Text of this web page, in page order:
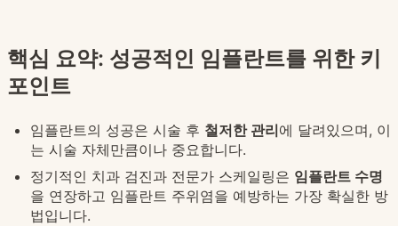
핵심 요약: 성공적인 임플란트를 위한 키
포인트
임플란트의 성공은 시술 후 철저한 관리에 달려있으며, 이
는 시술 자체만큼이나 중요합니다.
정기적인 치과 검진과 전문가 스케일링은 임플란트 수명
을 연장하고 임플란트 주위염을 예방하는 가장 확실한 방
법입니다.